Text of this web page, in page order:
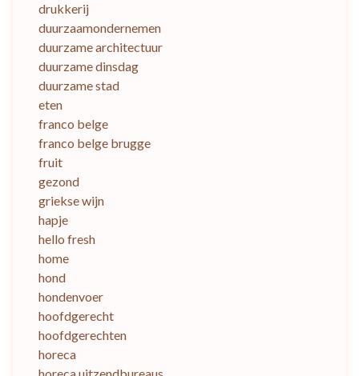
drukkerij
duurzaamondernemen
duurzame architectuur
duurzame dinsdag
duurzame stad
eten
franco belge
franco belge brugge
fruit
gezond
griekse wijn
hapje
hello fresh
home
hond
hondenvoer
hoofdgerecht
hoofdgerechten
horeca